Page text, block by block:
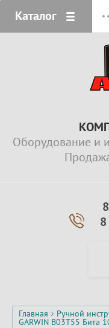
Каталог
Оборудование и
Главная Ручной
GARWIN B03T55 Бита